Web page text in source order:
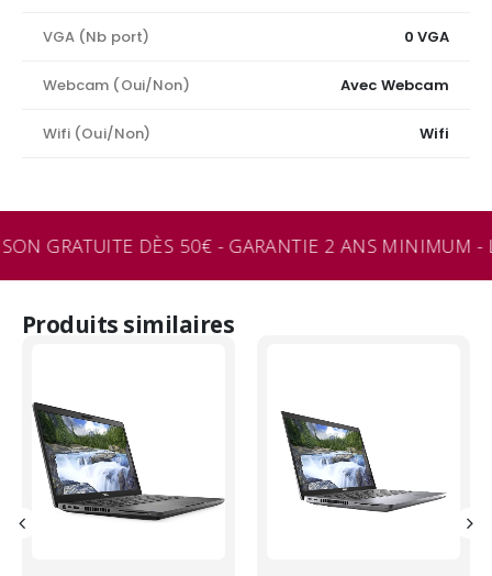
VGA (Nb port) 0 VGA
Webcam (Oui/Non) Avec Webcam
Wifi (Oui/Non) Wifi
GRATUITE DÈS 50€ - GARANTIE 2 ANS MINIMUM
Produits similaires